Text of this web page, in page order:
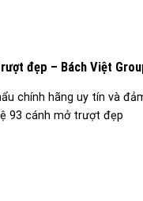
đẹp – Bách Việt
chính hãng uy tín và
93 cánh mở trượt đẹp